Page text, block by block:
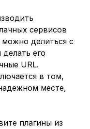
сервисов
делиться с
его
URL.
в том,
месте,
плагины из